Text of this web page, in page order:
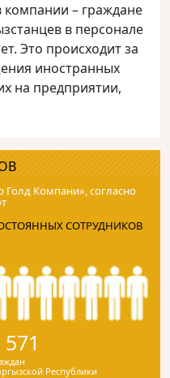
компании – граждане
в персонале
Это происходит за
иностранных
на предприятии,
Голд Компани», согласно
СОТРУДНИКОВ
Республики